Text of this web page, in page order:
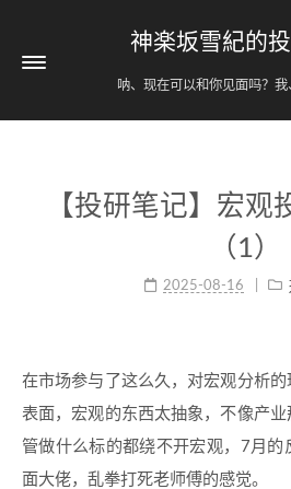
神楽坂雪紀的
呐、现在可以和你见面吗？我
【投研笔记】宏观
（1）
2025-08-16
在市场参与了这么久，对宏观分析
表面，宏观的东西太抽象，不像产
管做什么标的都绕不开宏观，7月的
面大佬，乱拳打死老师傅的感觉。